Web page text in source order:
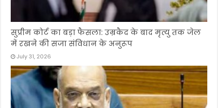
सुप्रीम कोर्ट का बड़ा फैसला: उम्रकैद के बाद मृत्यु तक जेल
में रखने की सजा संविधान के अनुरूप
July 31, 2026